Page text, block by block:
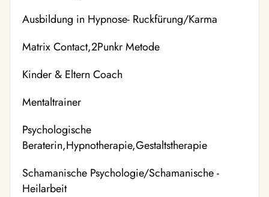
Ausbildung in Hypnose- Ruckfürung/Karma
Matrix Contact,2Punkr Metode
Kinder & Eltern Coach
Mentaltrainer
Psychologische
Beraterin,Hypnotherapie,Gestaltstherapie
Schamanische Psychologie/Schamanische -
Heilarbeit